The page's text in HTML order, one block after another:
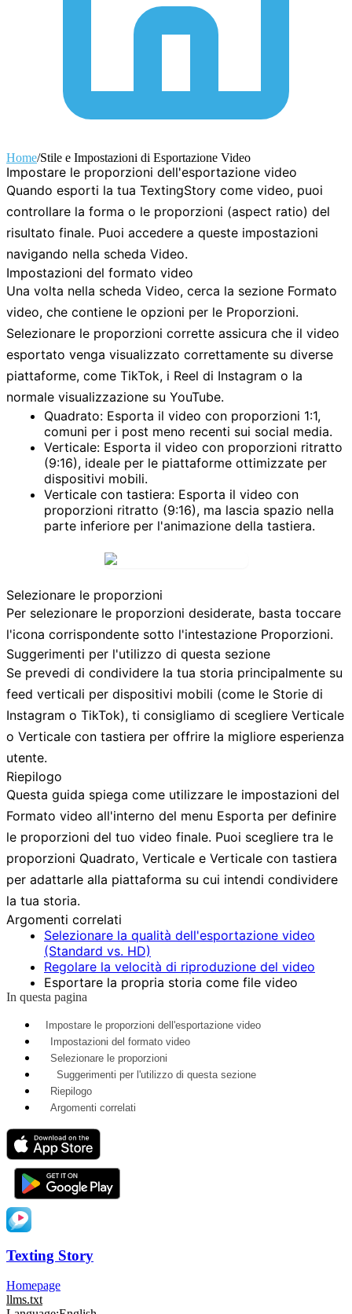
Home/Stile e Impostazioni di Esportazione Video
Impostare le proporzioni dell'esportazione video
Quando esporti la tua TextingStory come video, puoi
controllare la forma o le proporzioni (aspect ratio) del
risultato finale. Puoi accedere a queste impostazioni
navigando nella scheda Video.
Impostazioni del formato video
Una volta nella scheda Video, cerca la sezione Formato
video, che contiene le opzioni per le Proporzioni.
Selezionare le proporzioni corrette assicura che il video
esportato venga visualizzato correttamente su diverse
piattaforme, come TikTok, i Reel di Instagram o la
normale visualizzazione su YouTube.
Quadrato: Esporta il video con proporzioni 1:1,
comuni per i post meno recenti sui social media.
Verticale: Esporta il video con proporzioni ritratto
(9:16), ideale per le piattaforme ottimizzate per
dispositivi mobili.
Verticale con tastiera: Esporta il video con
proporzioni ritratto (9:16), ma lascia spazio nella
parte inferiore per l'animazione della tastiera.
Selezionare le proporzioni
Per selezionare le proporzioni desiderate, basta toccare
l'icona corrispondente sotto l'intestazione Proporzioni.
Suggerimenti per l'utilizzo di questa sezione
Se prevedi di condividere la tua storia principalmente su
feed verticali per dispositivi mobili (come le Storie di
Instagram o TikTok), ti consigliamo di scegliere Verticale
o Verticale con tastiera per offrire la migliore esperienza
utente.
Riepilogo
Questa guida spiega come utilizzare le impostazioni del
Formato video all'interno del menu Esporta per definire
le proporzioni del tuo video finale. Puoi scegliere tra le
proporzioni Quadrato, Verticale e Verticale con tastiera
per adattarle alla piattaforma su cui intendi condividere
la tua storia.
Argomenti correlati
Selezionare la qualità dell'esportazione video
(Standard vs. HD)
Regolare la velocità di riproduzione del video
Esportare la propria storia come file video
In questa pagina
Impostare le proporzioni dell'esportazione video
Impostazioni del formato video
Selezionare le proporzioni
Suggerimenti per l'utilizzo di questa sezione
Riepilogo
Argomenti correlati
Texting Story
Homepage
llms.txt